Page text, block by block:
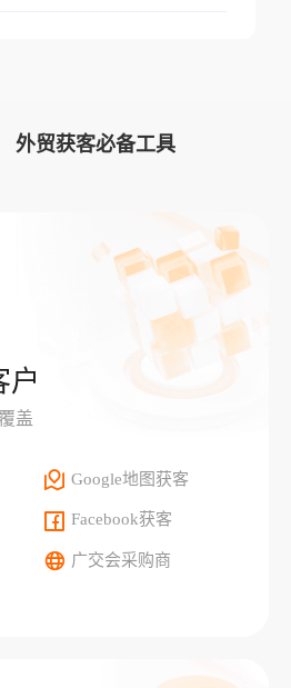
外贸获客必备工具
户
盖
Google地图获客
Facebook获客
广交会采购商